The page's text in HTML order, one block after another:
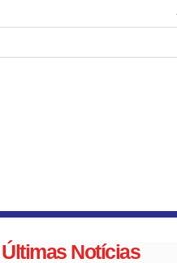
Últimas Notícias